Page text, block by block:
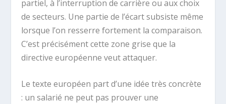
partiel, à l’interruption de carrière ou aux choix
de secteurs. Une partie de l’écart subsiste même
lorsque l’on resserre fortement la comparaison.
C’est précisément cette zone grise que la
directive européenne veut attaquer.
Le texte européen part d’une idée très concrète
: un salarié ne peut pas prouver une